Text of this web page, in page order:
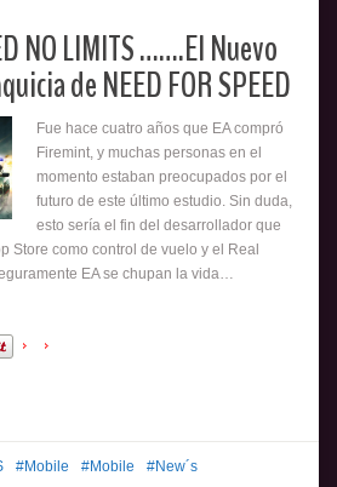
NO LIMITS …….El Nuevo
de NEED FOR SPEED
Fue hace cuatro años que EA compró
Firemint, y muchas personas en el
momento estaban preocupados por el
futuro de este último estudio. Sin duda,
esto sería el fin del desarrollador que
Store como control de vuelo y el Real
EA se chupan la vida…
Mobile Mobile
New´s